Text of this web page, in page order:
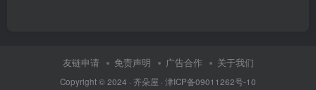
友链申请 免责声明 广告合作 关于我们
Copyright © 2024 · 齐朵屋 · 津ICP备09011262号-10